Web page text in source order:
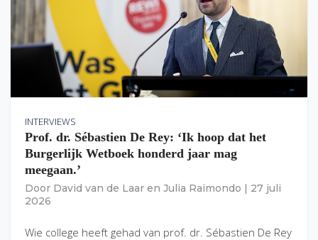
INTERVIEWS
Prof. dr. Sébastien De Rey: ‘Ik hoop dat het
Burgerlijk Wetboek honderd jaar mag
meegaan.’
Door David van de Laar en Julia Raimondo
27 juli
2026
Wie college heeft gehad van prof. dr. Sébastien De Rey